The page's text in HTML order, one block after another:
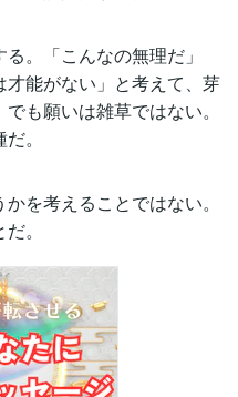
。「こんなの無理だ」
才能がない」と考えて、芽
も願いは雑草ではない。
。
を考えることではない。
。